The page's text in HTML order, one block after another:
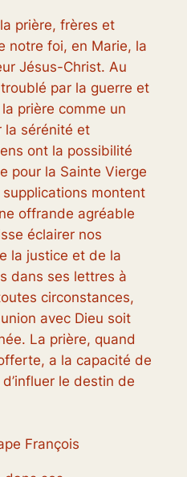
prière, frères et
notre foi, en Marie, la
Jésus-Christ. Au
par la guerre et
prière comme un
la sérénité et
ont la possibilité
pour la Sainte Vierge
supplications montent
offrande agréable
éclairer nos
la justice et de la
dans ses lettres à
circonstances,
avec Dieu soit
La prière, quand
a la capacité de
le destin de
François